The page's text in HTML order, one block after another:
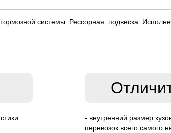
системы. Рессорная подвеска.
- внутренний размер
перевозок всего самого